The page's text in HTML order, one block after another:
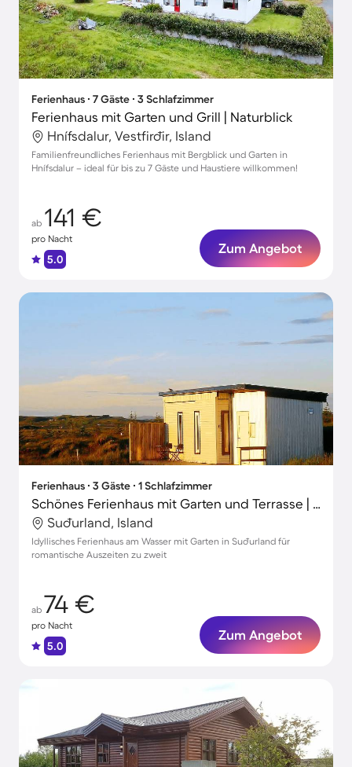
Ferienhaus ∙ 7 Gäste ∙ 3 Schlafzimmer
Ferienhaus mit Garten und Grill | Naturblick
Hnífsdalur, Vestfirðir, Island
Familienfreundliches Ferienhaus mit Bergblick und Garten in
Hnífsdalur – ideal für bis zu 7 Gäste und Haustiere willkommen!
ab 141 €
pro Nacht
5.0
Zum Angebot
Ferienhaus ∙ 3 Gäste ∙ 1 Schlafzimmer
Schönes Ferienhaus mit Garten und Terrasse | Naturblick
Suðurland, Island
Idyllisches Ferienhaus am Wasser mit Garten in Suðurland für
romantische Auszeiten zu zweit
ab 74 €
pro Nacht
5.0
Zum Angebot